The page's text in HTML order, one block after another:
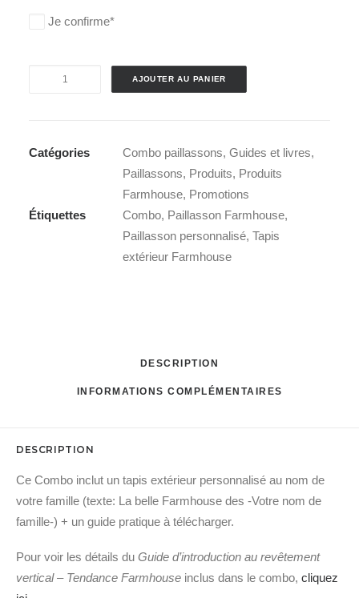
Je confirme*
quantité
Paillasson
Farmhouse
AJOUTER AU PANIER
Catégories Combo paillassons, Guides et livres,
Paillassons, Produits, Produits
Farmhouse, Promotions
Étiquettes
Combo, Paillasson Farmhouse,
Paillasson personnalisé, Tapis
extérieur Farmhouse
DESCRIPTION
INFORMATIONS COMPLÉMENTAIRES
DESCRIPTION
Ce Combo inclut un tapis extérieur personnalisé au nom de
votre famille (texte: La belle Farmhouse des -Votre nom de
famille-) + un guide pratique à télécharger.
Pour voir les détails du Guide d’introduction au revêtement
vertical – Tendance Farmhouse inclus dans le combo, cliquez